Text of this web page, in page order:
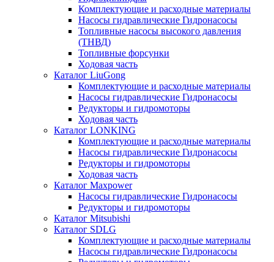
Комплектующие и расходные материалы
Насосы гидравлические Гидронасосы
Топливные насосы высокого давления
(ТНВД)
Топливные форсунки
Ходовая часть
Каталог LiuGong
Комплектующие и расходные материалы
Насосы гидравлические Гидронасосы
Редукторы и гидромоторы
Ходовая часть
Каталог LONKING
Комплектующие и расходные материалы
Насосы гидравлические Гидронасосы
Редукторы и гидромоторы
Ходовая часть
Каталог Maxpower
Насосы гидравлические Гидронасосы
Редукторы и гидромоторы
Каталог Mitsubishi
Каталог SDLG
Комплектующие и расходные материалы
Насосы гидравлические Гидронасосы